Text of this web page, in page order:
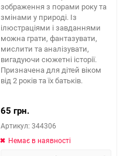
зображення з порами року та
змінами у природі. Із
ілюстраціями і завданнями
можна грати, фантазувати,
мислити та аналізувати,
вигадуючи сюжетні історії.
Призначена для дітей віком
від 2 років та їх батьків.
65 грн.
Артикул: 344306
Немає в наявності